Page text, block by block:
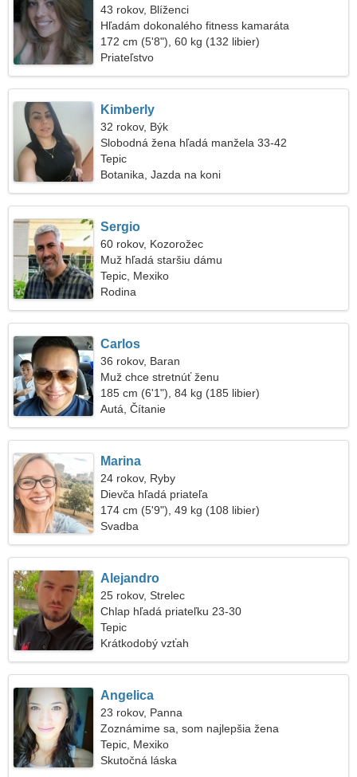
43 rokov, Blíženci
Hľadám dokonalého fitness kamaráta
172 cm (5'8"), 60 kg (132 libier)
Priateľstvo
Kimberly
32 rokov, Býk
Slobodná žena hľadá manžela 33-42
Tepic
Botanika, Jazda na koni
Sergio
60 rokov, Kozorožec
Muž hľadá staršiu dámu
Tepic, Mexiko
Rodina
Carlos
36 rokov, Baran
Muž chce stretnúť ženu
185 cm (6'1"), 84 kg (185 libier)
Autá, Čítanie
Marina
24 rokov, Ryby
Dievča hľadá priateľa
174 cm (5'9"), 49 kg (108 libier)
Svadba
Alejandro
25 rokov, Strelec
Chlap hľadá priateľku 23-30
Tepic
Krátkodobý vzťah
Angelica
23 rokov, Panna
Zoznámime sa, som najlepšia žena
Tepic, Mexiko
Skutočná láska